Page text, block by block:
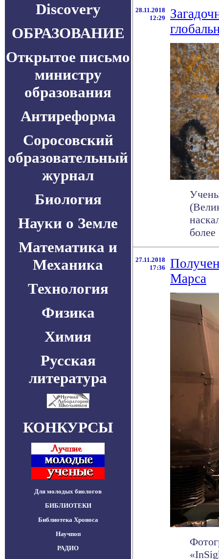
Discovery
ОБРАЗОВАНИЕ
Открытое письмо
министру
образования
Антиреформа
Соросовский
образовательный
журнал
Биология
Науки о Земле
Математика и
Механика
Технология
Физика
Химия
Русская
литература
КОНКУРСЫ
Для молодых биологов
БИБЛИОТЕКИ
Библиотека Хроноса
Научпоп
РАДИО
28.11.2018
12:29
27.11.2018
17:36
Марса